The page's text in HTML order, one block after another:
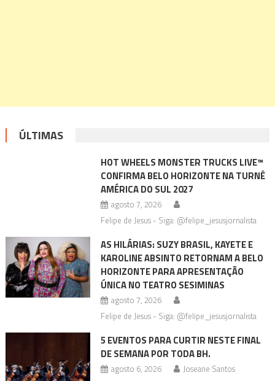
ÚLTIMAS
HOT WHEELS MONSTER TRUCKS LIVE™
CONFIRMA BELO HORIZONTE NA TURNÊ
AMÉRICA DO SUL 2027
agosto 7, 2026
Felipe de Jesus - Siga: @felipe_jesusjornalista
AS HILÁRIAS: SUZY BRASIL, KAYETE E
KAROLINE ABSINTO RETORNAM A BELO
HORIZONTE PARA APRESENTAÇÃO
ÚNICA NO TEATRO SESIMINAS
agosto 7, 2026
Felipe de Jesus - Siga: @felipe_jesusjornalista
5 EVENTOS PARA CURTIR NESTE FINAL
DE SEMANA POR TODA BH.
agosto 6, 2026 Joseane Santos